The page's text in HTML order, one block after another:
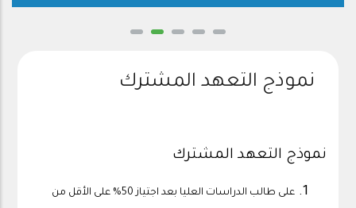
نموذج التعهد المشترك
نموذج التعهد المشترك
على طالب الدراسات العليا بعد اجتياز 50% على الأقل من